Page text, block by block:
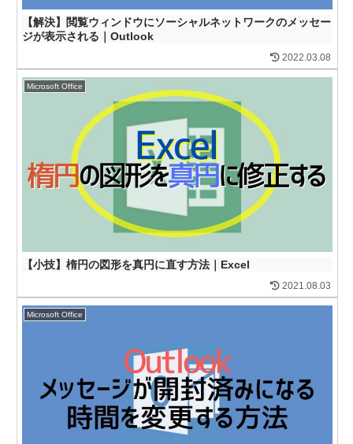
【解決】閲覧ウィンドウにソーシャルネットワークのメッセー
ジが表示される｜Outlook
2022.03.08
Microsoft Office
【小技】楕円の図形を真円に直す方法｜Excel
2021.08.03
Microsoft Office